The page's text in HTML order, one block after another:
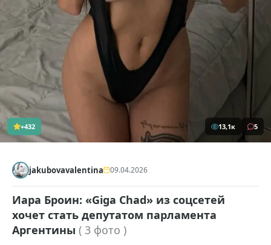
+432 13,1к 5
jakubovavalentina 09.04.2026
Иара Броин: «Giga Chad» из соцсетей
хочет стать депутатом парламента
Аргентины ( 3 фото )